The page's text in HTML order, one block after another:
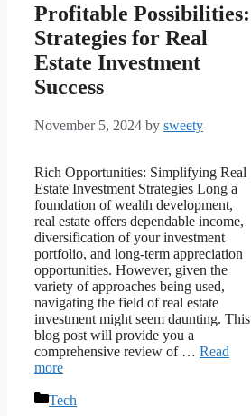
Profitable Possibilities:
Strategies for Real
Estate Investment
Success
November 5, 2024 by sweety
Rich Opportunities: Simplifying Real
Estate Investment Strategies Long a
foundation of wealth development,
real estate offers dependable income,
diversification of your investment
portfolio, and long-term appreciation
opportunities. However, given the
variety of approaches being used,
navigating the field of real estate
investment might seem daunting. This
blog post will provide you a
comprehensive review of … Read
more
Categories
Tech